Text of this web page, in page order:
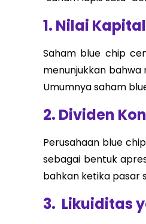
1. Nilai
Saham blue chip
menunjukkan bahwa
Umumnya saham
2. Dividen
Perusahaan blue
sebagai bentuk
bahkan ketika pasar
3. Likuiditas